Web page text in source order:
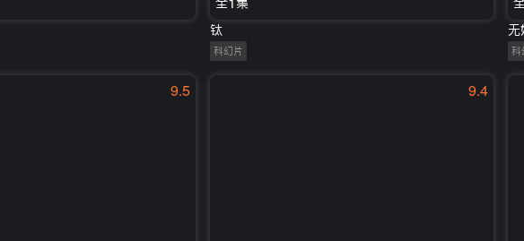
全1集
钛
科幻片
无
科
9.5 9.4